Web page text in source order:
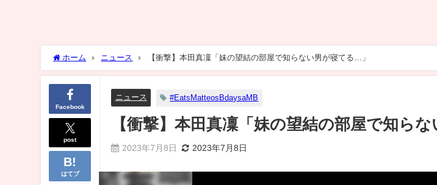
ホーム ニュース 【衝撃】本田真凜「妹の望結の部屋で知らない男が寝てる…」
Facebook
post
はてブ
ニュース #EatsMatteosBdaysaMB
【衝撃】本田真凜「妹の望結の部屋で知ら
2023年7月8日 2023年7月8日